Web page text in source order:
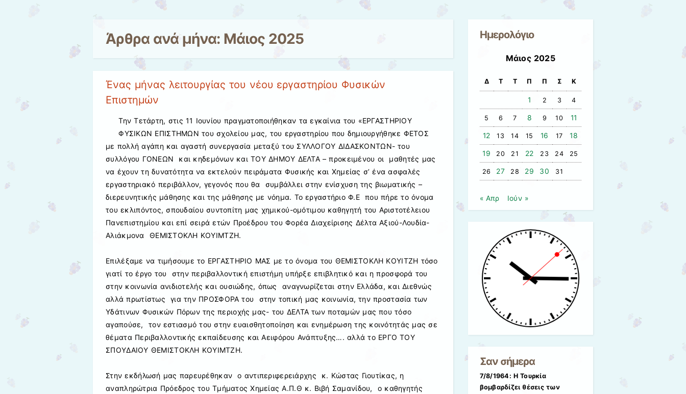
Άρθρα ανά μήνα: Μάιος 2025
Ένας μήνας λειτουργίας του νέου εργαστηρίου Φυσικών
Επιστημών
Την Τετάρτη, στις 11 Ιουνίου πραγματοποιήθηκαν τα εγκαίνια του «ΕΡΓΑΣΤΗΡΙΟΥ
ΦΥΣΙΚΩΝ ΕΠΙΣΤΗΜΩΝ του σχολείου μας, του εργαστηρίου που δημιουργήθηκε ΦΕΤΟΣ
με πολλή αγάπη και αγαστή συνεργασία μεταξύ του ΣΥΛΛΟΓΟΥ ΔΙΔΑΣΚΟΝΤΩΝ- του
συλλόγου ΓΟΝΕΩΝ και κηδεμόνων και ΤΟΥ ΔΗΜΟΥ ΔΕΛΤΑ – προκειμένου οι μαθητές μας
να έχουν τη δυνατότητα να εκτελούν πειράματα Φυσικής και Χημείας σ’ ένα ασφαλές
εργαστηριακό περιβάλλον, γεγονός που θα συμβάλλει στην ενίσχυση της βιωματικής –
διερευνητικής μάθησης και της μάθησης με νόημα. Το εργαστήριο Φ.Ε που πήρε το όνομα
του εκλιπόντος, σπουδαίου συντοπίτη μας χημικού-ομότιμου καθηγητή του Αριστοτέλειου
Πανεπιστημίου και επί σειρά ετών Προέδρου του Φορέα Διαχείρισης Δέλτα Αξιού-Λουδία-
Αλιάκμονα ΘΕΜΙΣΤΟΚΛΗ ΚΟΥΙΜΤΖΗ.
Επιλέξαμε να τιμήσουμε το ΕΡΓΑΣΤΗΡΙΟ ΜΑΣ με το όνομα του ΘΕΜΙΣΤΟΚΛΗ ΚΟΥΙΤΖΗ τόσο
γιατί το έργο του στην περιβαλλοντική επιστήμη υπήρξε επιβλητικό και η προσφορά του
στην κοινωνία ανιδιοτελής και ουσιώδης, όπως αναγνωρίζεται στην Ελλάδα, και Διεθνώς
αλλά πρωτίστως για την ΠΡΟΣΦΟΡΑ του στην τοπική μας κοινωνία, την προστασία των
Υδάτινων Φυσικών Πόρων της περιοχής μας- του ΔΕΛΤΑ των ποταμών μας που τόσο
αγαπούσε, τον εστιασμό του στην ευαισθητοποίηση και ενημέρωση της κοινότητάς μας σε
θέματα Περιβαλλοντικής εκπαίδευσης και Αειφόρου Ανάπτυξης…. αλλά το ΕΡΓΟ ΤΟΥ
ΣΠΟΥΔΑΙΟΥ ΘΕΜΙΣΤΟΚΛΗ ΚΟΥΙΜΤΖΗ.
Στην εκδήλωσή μας παρευρέθηκαν ο αντιπεριφερειάρχης κ. Κώστας Γιουτίκας, η
αναπληρώτρια Πρόεδρος του Τμήματος Χημείας Α.Π.Θ κ. Βιβή Σαμανίδου, ο καθηγητής
Ημερολόγιο
Μάιος 2025
Δ Τ Τ Π Π Σ Κ
1 2 3 4
5 6 7 8 9 10 11
12 13 14 15 16 17 18
19 20 21 22 23 24 25
26 27 28 29 30 31
« Απρ Ιούν »
Σαν σήμερα
7/8/1964: Η Τουρκία
βομβαρδίζει θέσεις των